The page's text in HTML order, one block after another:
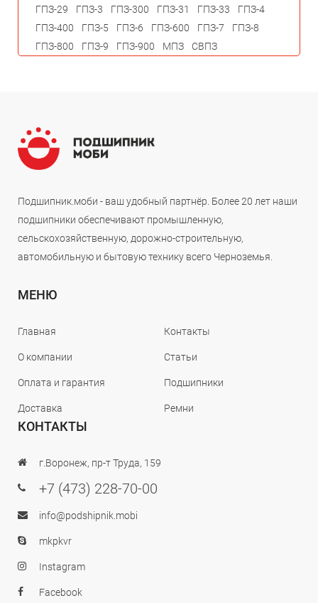
ГПЗ-29
ГПЗ-3 ГПЗ-300 ГПЗ-31 ГПЗ-33
ГПЗ-4
ГПЗ-400
ГПЗ-5 ГПЗ-6 ГПЗ-600 ГПЗ-7
ГПЗ-8
ГПЗ-800
ГПЗ-9 ГПЗ-900 МПЗ СВПЗ
Подшипник.моби - ваш удобный партнёр. Более 20 лет наши
подшипники обеспечивают промышленную,
сельскохозяйственную, дорожно-строительную,
автомобильную и бытовую технику всего Черноземья.
МЕНЮ
Главная
О компании
Оплата и гарантия
Доставка
Контакты
Статьи
Подшипники
Ремни
КОНТАКТЫ
г.Воронеж, пр-т Труда, 159
+7 (473) 228-70-00
info@podshipnik.mobi
mkpkvr
Instagram
Facebook